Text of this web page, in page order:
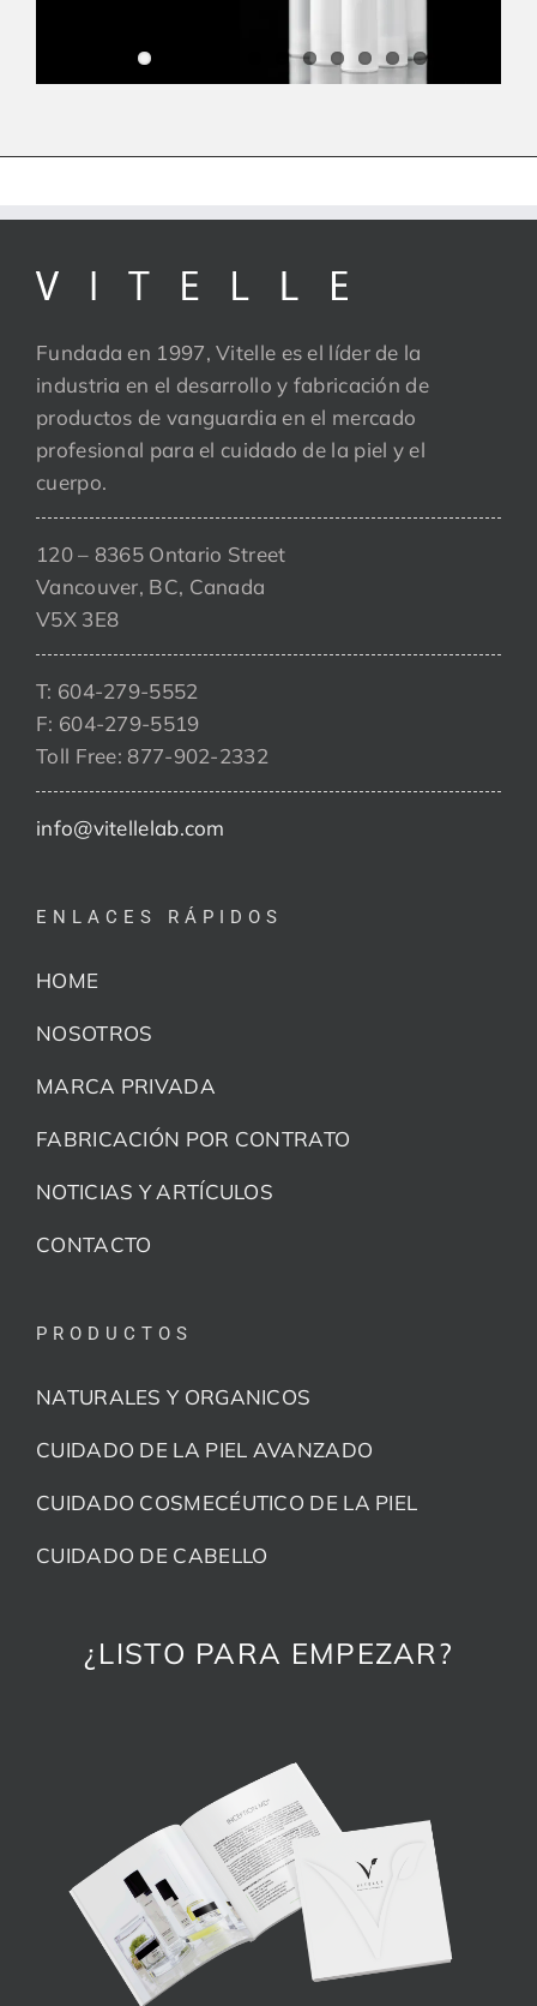
Fundada en 1997, Vitelle es el líder de la
industria en el desarrollo y fabricación de
productos de vanguardia en el mercado
profesional para el cuidado de la piel y el
cuerpo.
120 – 8365 Ontario Street
Vancouver, BC, Canada
V5X 3E8
T: 604-279-5552
F: 604-279-5519
Toll Free: 877-902-2332
info@vitellelab.com
ENLACES RÁPIDOS
HOME
NOSOTROS
MARCA PRIVADA
FABRICACIÓN POR CONTRATO
NOTICIAS Y ARTÍCULOS
CONTACTO
PRODUCTOS
NATURALES Y ORGANICOS
CUIDADO DE LA PIEL AVANZADO
CUIDADO COSMECÉUTICO DE LA PIEL
CUIDADO DE CABELLO
¿LISTO PARA EMPEZAR?